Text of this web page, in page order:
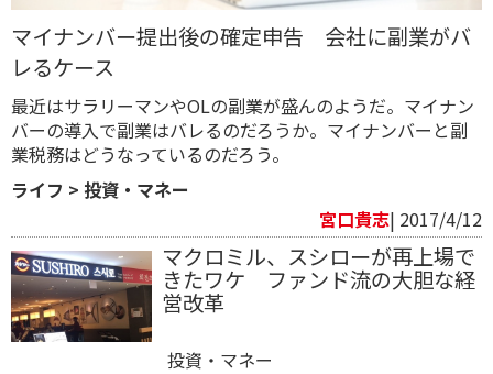
マイナンバー提出後の確定申告 会社に副業がバ
レるケース
最近はサラリーマンやOLの副業が盛んのようだ。マイナン
バーの導入で副業はバレるのだろうか。マイナンバーと副
業税務はどうなっているのだろう。
ライフ > 投資・マネー
宮口貴志| 2017/4/12
マクロミル、スシローが再上場で
きたワケ ファンド流の大胆な経
営改革
投資・マネー